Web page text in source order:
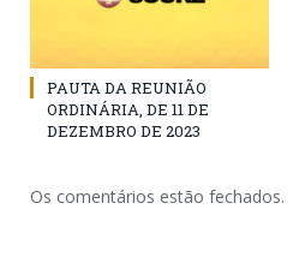
PAUTA DA REUNIÃO
ORDINÁRIA, DE 11 DE
DEZEMBRO DE 2023
Os comentários estão fechados.